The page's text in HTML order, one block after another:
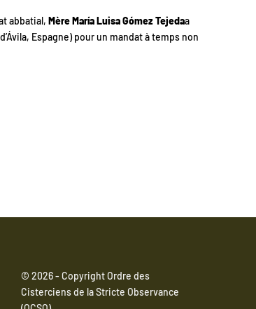
abbatial, MèreMaría Luisa Gómez Tejedaa
Espagne) pour un mandat à temps non
© 2026 - Copyright Ordre des
Cisterciens de la Stricte Observance